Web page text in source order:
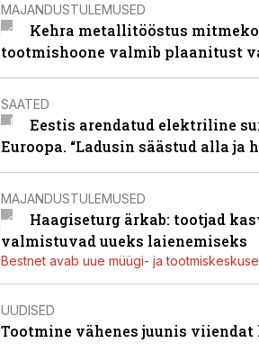
MAJANDUSTULEMUSED
Kehra metallitööstus
tootmishoone valmib plaanitust
SAATED
Eestis arendatud elektriline
Euroopa. “Ladusin säästud alla ja
MAJANDUSTULEMUSED
Haagiseturg ärkab: tootjad
valmistuvad uueks laienemiseks
Bestnet avab uue müügi- ja tootmiskeskuse
UUDISED
Tootmine vähenes juunis viiendat